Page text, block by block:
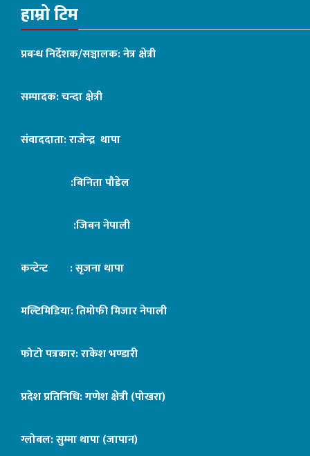
हाम्रो टिम
प्रबन्ध निर्देशक/सञ्चालक: नेत्र क्षेत्री
सम्पादक: चन्दा क्षेत्री
संवाददाता: राजेन्द्र थापा
:बिनिता पौडेल
:जिबन नेपाली
कन्टेन्ट : सृजना थापा
मल्टिमिडिया: तिमोफी मिजार नेपाली
फोटो पत्रकार: राकेश भण्डारी
प्रदेश प्रतिनिधि: गणेश क्षेत्री (पोखरा)
ग्लोबल: सुम्मा थापा (जापान)